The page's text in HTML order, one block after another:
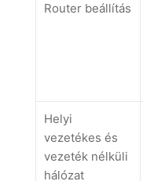
Router beállítás
Helyi
vezetékes és
vezeték nélküli
hálózat